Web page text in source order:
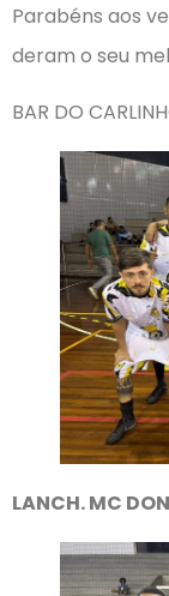
Parabéns aos
deram o seu
BAR DO
LANCH. MC